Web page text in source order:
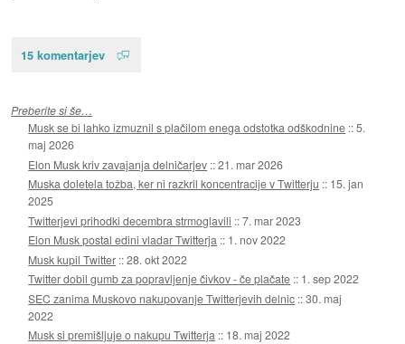
15 komentarjev
Preberite si še…
Musk se bi lahko izmuznil s plačilom enega odstotka odškodnine ::5.
maj 2026
Elon Musk kriv zavajanja delničarjev ::21. mar 2026
Muska doletela tožba, ker ni razkril koncentracije v Twitterju :: 15. jan
2025
Twitterjevi prihodki decembra strmoglavili ::7. mar 2023
Elon Musk postal edini vladar Twitterja :: 1. nov 2022
Musk kupil Twitter ::28. okt 2022
Twitter dobil gumb za popravljenje čivkov - če plačate :: 1. sep 2022
SEC zanima Muskovo nakupovanje Twitterjevih delnic ::30. maj
2022
Musk si premišljuje o nakupu Twitterja :: 18. maj 2022